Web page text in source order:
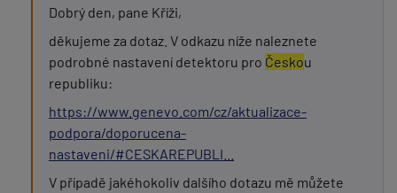
Dobrý den, pane Kříži,
děkujeme za dotaz. V odkazu níže naleznete
podrobné nastavení detektoru pro Českou
republiku:
https://www.genevo.com/cz/aktualizace-
podpora/doporucena-
nastaveni/#CESKAREPUBLI...
V případě jakéhokoliv dalšího dotazu mě můžete